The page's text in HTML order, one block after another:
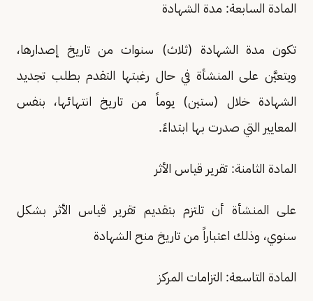
المادة السابعة: مدة الشهادة
تكون مدة الشهادة (ثلاث) سنوات من تاريخ إصدارها،
ويتعيَّن على المنشأة في حال رغبتها التقدم بطلب تجديد
الشهادة خلال (ستين) يوماً من تاريخ انتهائها، بنفس
المعايير التي صدرت بها ابتداءً.
المادة الثامنة: تقرير قياس الأثر
على المنشأة أن تلتزم بتقديم تقرير قياس الأثر بشكل
سنوي، وذلك اعتباراً من تاريخ منح الشهادة
المادة التاسعة: التزامات المركز